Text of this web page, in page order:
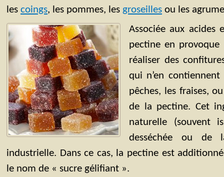
les coings, les pommes, les groseilles ou les
Associée aux acides
pectine en
réaliser des
qui n’en
pêches, les fraises,
de la pectine. Cet
naturelle (souvent
desséchée ou de
industrielle. Dans ce cas, la pectine est
le nom de « sucre gélifiant ».